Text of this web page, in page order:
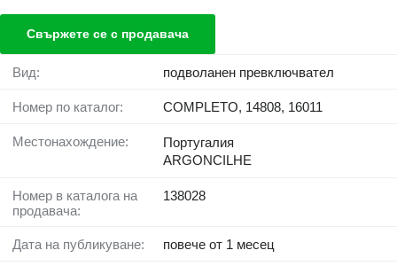
Свържете се с продавача
Вид: подволанен превключвател
Номер по каталог: COMPLETO, 14808, 16011
Местонахождение:
Португалия
ARGONCILHE
Номер в каталога на
продавача:
138028
Дата на публикуване: повече от 1 месец